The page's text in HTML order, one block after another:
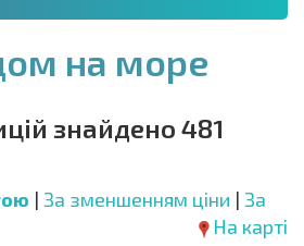
на море
знайдено 481
| За зменшенням ціни | За
На карті